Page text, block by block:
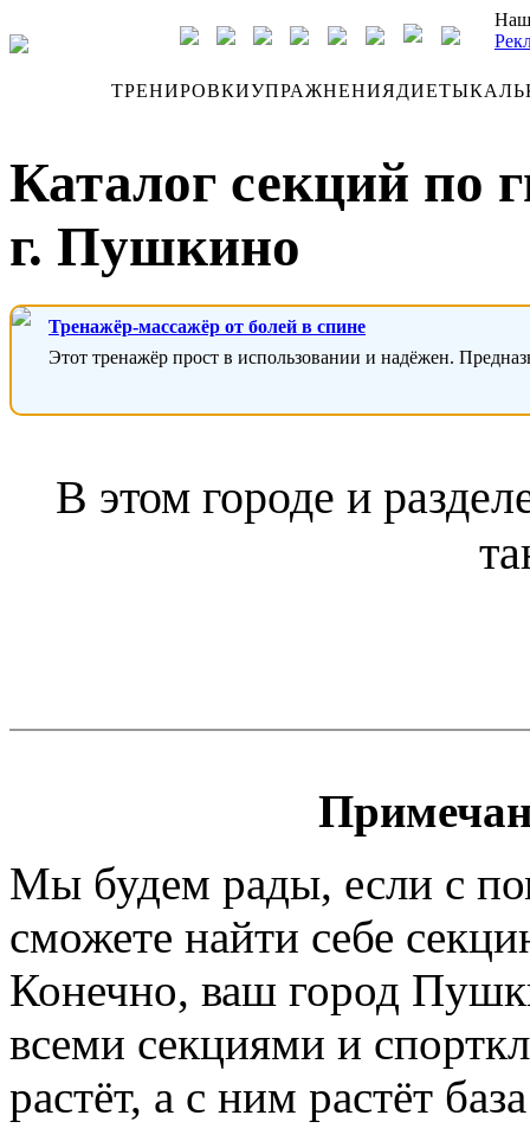
ТРЕНИРОВКИУПРАЖНЕНИЯДИЕТЫ
Каталог секций по
г. Пушкино
Тренажёр-массажёр от болей в спине
Этот тренажёр прост в использовании и надёжен.
В этом городе и
Мы будем рады, если с
сможете найти себе
Конечно, ваш город
всеми секциями и
растёт, а с ним растёт